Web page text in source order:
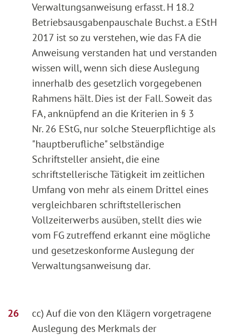
Verwaltungsanweisung erfasst. H 18.2
Betriebsausgabenpauschale Buchst. a EStH
2017 ist so zu verstehen, wie das FA die
Anweisung verstanden hat und verstanden
wissen will, wenn sich diese Auslegung
innerhalb des gesetzlich vorgegebenen
Rahmens hält. Dies ist der Fall. Soweit das
FA, anknüpfend an die Kriterien in § 3
Nr. 26 EStG, nur solche Steuerpflichtige als
"hauptberufliche" selbständige
Schriftsteller ansieht, die eine
schriftstellerische Tätigkeit im zeitlichen
Umfang von mehr als einem Drittel eines
vergleichbaren schriftstellerischen
Vollzeiterwerbs ausüben, stellt dies wie
vom FG zutreffend erkannt eine mögliche
und gesetzeskonforme Auslegung der
Verwaltungsanweisung dar.
cc) Auf die von den Klägern vorgetragene
Auslegung des Merkmals der